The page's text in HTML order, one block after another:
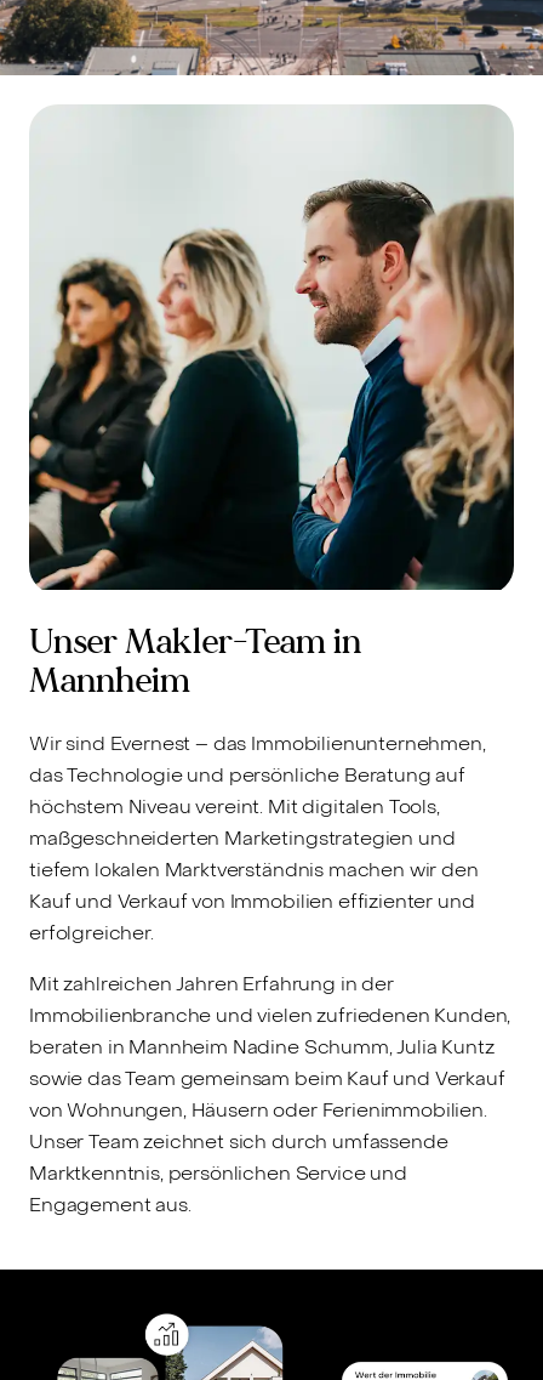
Unser Makler-Team in
Mannheim
Wir sind Evernest – das Immobilienunternehmen,
das Technologie und persönliche Beratung auf
höchstem Niveau vereint. Mit digitalen Tools,
maßgeschneiderten Marketingstrategien und
tiefem lokalen Marktverständnis machen wir den
Kauf und Verkauf von Immobilien effizienter und
erfolgreicher.
Mit zahlreichen Jahren Erfahrung in der
Immobilienbranche und vielen zufriedenen Kunden,
beraten in Mannheim Nadine Schumm, Julia Kuntz
sowie das Team gemeinsam beim Kauf und Verkauf
von Wohnungen, Häusern oder Ferienimmobilien.
Unser Team zeichnet sich durch umfassende
Marktkenntnis, persönlichen Service und
Engagement aus.